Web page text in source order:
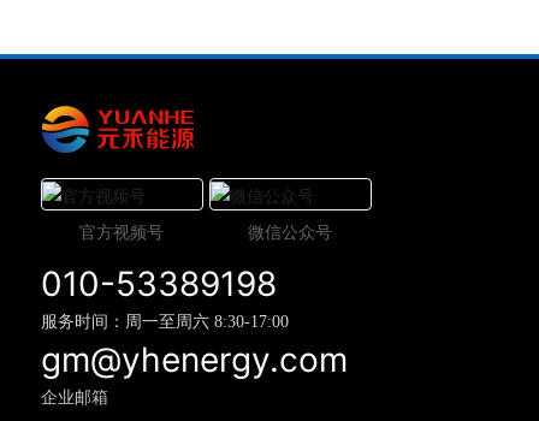
官方视频号 微信公众号
010-53389198
服务时间：周一至周六 8:30-17:00
gm@yhenergy.com
企业邮箱